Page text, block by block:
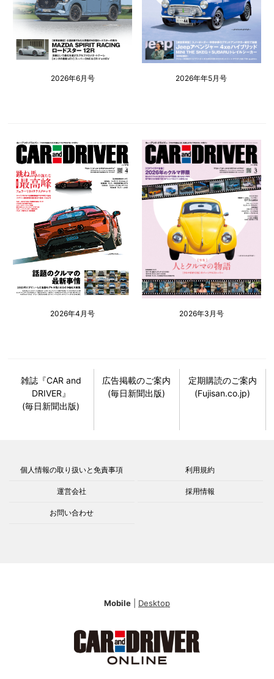
2026年6月号 2026年年5月号
2026年4月号 2026年3月号
雑誌『CAR and
DRIVER』
(毎日新聞出版)
広告掲載のご案内
(毎日新聞出版)
定期購読のご案内
(Fujisan.co.jp)
個人情報の取り扱いと免責事項 利用規約
運営会社 採用情報
お問い合わせ
Mobile Desktop